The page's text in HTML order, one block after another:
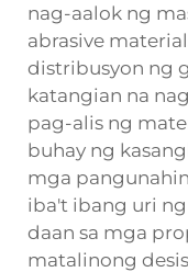
nag-aalok ng
abrasive
distribusyon ng
katangian na
pag-alis ng
buhay ng
mga
iba't ibang uri
daan sa mga
matalinong